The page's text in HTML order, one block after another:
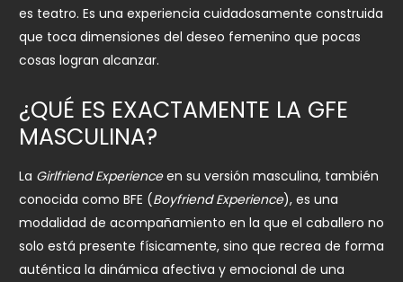
es teatro. Es una experiencia cuidadosamente construida
que toca dimensiones del deseo femenino que pocas
cosas logran alcanzar.
¿QUÉ ES EXACTAMENTE LA GFE
MASCULINA?
La Girlfriend Experienceen su versión masculina, también
conocida como BFE (Boyfriend Experience), es una
modalidad de acompañamiento en la que el caballero no
solo está presente físicamente, sino que recrea de forma
auténtica la dinámica afectiva y emocional de una